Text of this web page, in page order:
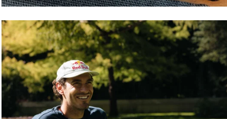
Linda Maier
Championne du monde Hyrox 2025